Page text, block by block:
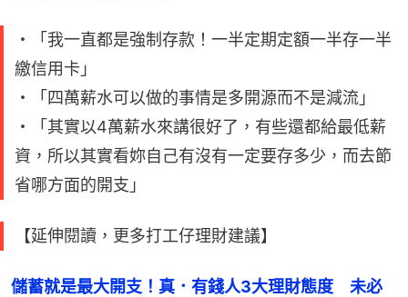
・「我一直都是強制存款！一半定期定額一半存一半
繳信用卡」
・「四萬薪水可以做的事情是多開源而不是減流」
・「其實以4萬薪水來講很好了，有些還都給最低薪
資，所以其實看妳自己有沒有一定要存多少，而去節
省哪方面的開支」
【延伸閱讀，更多打工仔理財建議】
儲蓄就是最大開支！真．有錢人3大理財態度　未必